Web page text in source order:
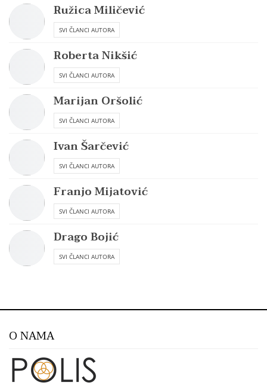
Ružica Miličević
SVI ČLANCI AUTORA
Roberta Nikšić
SVI ČLANCI AUTORA
Marijan Oršolić
SVI ČLANCI AUTORA
Ivan Šarčević
SVI ČLANCI AUTORA
Franjo Mijatović
SVI ČLANCI AUTORA
Drago Bojić
SVI ČLANCI AUTORA
O NAMA